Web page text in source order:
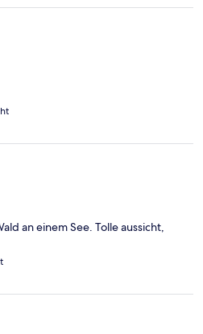
an einem See. Tolle aussicht,